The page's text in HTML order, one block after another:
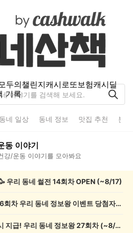
두의챌린지캐시로또보험캐시딜
기록
동네 일상 동네 정보 맛집 추천 분
동 이야기
강/운동 이야기를 모아봐요
우리 동네 썰전 14회차 OPEN (~8/17)
💰[당첨자 발표] 26회차 우리 동네 정보왕 이벤트 당첨자를 발표합니다!
💸 전원 2,000캐시 지급! 우리 동네 정보왕 27회차 (~8/10)